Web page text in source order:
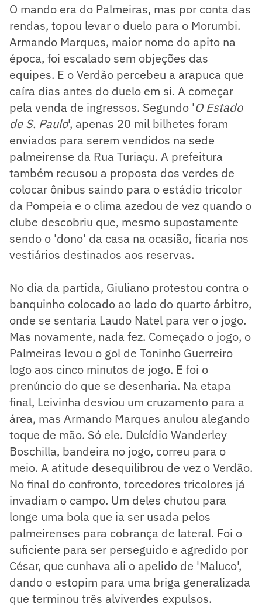
O mando era do Palmeiras, mas por conta das
rendas, topou levar o duelo para o Morumbi.
Armando Marques, maior nome do apito na
época, foi escalado sem objeções das
equipes. E o Verdão percebeu a arapuca que
caíra dias antes do duelo em si. A começar
pela venda de ingressos. Segundo 'O Estado
de S. Paulo', apenas 20 mil bilhetes foram
enviados para serem vendidos na sede
palmeirense da Rua Turiaçu. A prefeitura
também recusou a proposta dos verdes de
colocar ônibus saindo para o estádio tricolor
da Pompeia e o clima azedou de vez quando o
clube descobriu que, mesmo supostamente
sendo o 'dono' da casa na ocasião, ficaria nos
vestiários destinados aos reservas.
No dia da partida, Giuliano protestou contra o
banquinho colocado ao lado do quarto árbitro,
onde se sentaria Laudo Natel para ver o jogo.
Mas novamente, nada fez. Começado o jogo, o
Palmeiras levou o gol de Toninho Guerreiro
logo aos cinco minutos de jogo. E foi o
prenúncio do que se desenharia. Na etapa
final, Leivinha desviou um cruzamento para a
área, mas Armando Marques anulou alegando
toque de mão. Só ele. Dulcídio Wanderley
Boschilla, bandeira no jogo, correu para o
meio. A atitude desequilibrou de vez o Verdão.
No final do confronto, torcedores tricolores já
invadiam o campo. Um deles chutou para
longe uma bola que ia ser usada pelos
palmeirenses para cobrança de lateral. Foi o
suficiente para ser perseguido e agredido por
César, que cunhava ali o apelido de 'Maluco',
dando o estopim para uma briga generalizada
que terminou três alviverdes expulsos.